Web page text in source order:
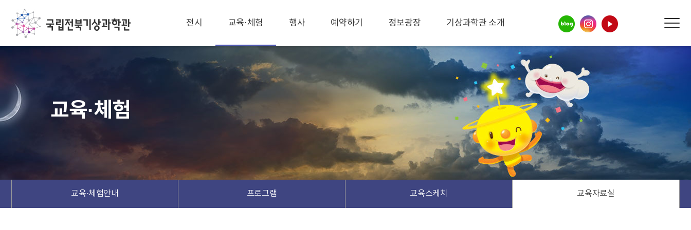
전시 교육·체험 행사 예약하기 정보광장 기상과학관 소개
교육·체험
교육·체험안내 프로그램 교육스케치 교육자료실